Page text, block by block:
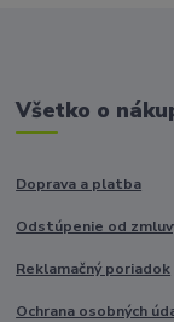
Všetko o
Doprava a platba
Odstúpenie od
Reklamačný poriadok
Ochrana osobných